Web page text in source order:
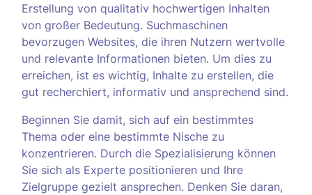
Erstellung von qualitativ hochwertigen Inhalten
von großer Bedeutung. Suchmaschinen
bevorzugen Websites, die ihren Nutzern wertvolle
und relevante Informationen bieten. Um dies zu
erreichen, ist es wichtig, Inhalte zu erstellen, die
gut recherchiert, informativ und ansprechend sind.
Beginnen Sie damit, sich auf ein bestimmtes
Thema oder eine bestimmte Nische zu
konzentrieren. Durch die Spezialisierung können
Sie sich als Experte positionieren und Ihre
Zielgruppe gezielt ansprechen. Denken Sie daran,